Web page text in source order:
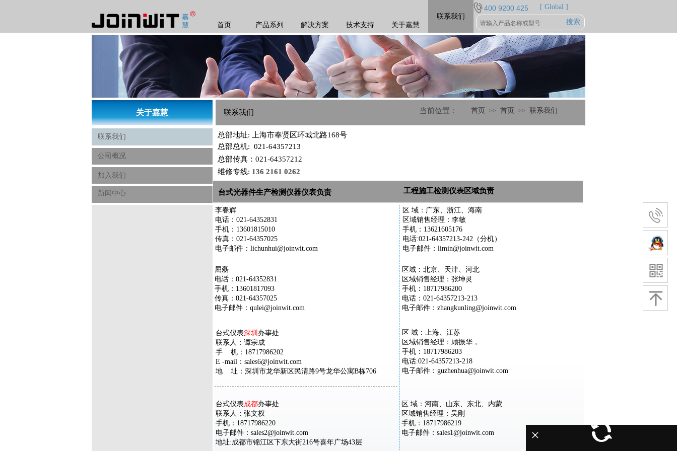
×
当前位置： 首页 >> 首页 >> 联系我们
联系我们
​关于嘉慧
区 域：上海、江苏
区域销售经理：顾振华，
手机：18717986203
电话:021-64357213-218
电子邮件：guzhenhua@joinwit.com
总部地址: 上海市奉贤区环城北路168号
总部总机: 021-64357213
总部传真：021-64357212
维修专线: 136 2161 0262
李春辉
电话：021-64352831
手机：13601815010
传真：021-64357025
电子邮件：lichunhui@joinwit.com
台式光器件生产检测仪器仪表负责 工程施工检测仪表区域负责
台式仪表成都办事处
联系人：张文权
手机：18717986220
电子邮件：sales2@joinwit.com
地址:成都市锦江区下东大街216号喜年广场43层
台式仪表深圳 办事处
联系人：谭宗成
手 机：18717986202
E -mail：sales6@joinwit.com
地 址：深圳市龙华新区民清路9号龙华公寓B栋706
屈磊
电话：021-64352831
手机：13601817093
传真：021-64357025
电子邮件：qulei@joinwit.com
区 域：广东、浙江、海南
区域销售经理：李敏
手机：13621605176
电话:021-64357213-242（分机）
电子邮件：limin@joinwit.com
区 域：河南、山东、东北、内蒙
区域销售经理：吴刚
手机：18717986219
电子邮件：sales1@joinwit.com
区域：北京、天津、河北
区域销售经理：张坤灵
手机：18717986200
电话：021-64357213-213
电子邮件：zhangkunling@joinwit.com
联系我们
公司概况
加入我们
新闻中心
首页 产品系列 解决方案 技术支持 关于嘉慧
联系我们
搜索
400 9200 425 [ Global ]